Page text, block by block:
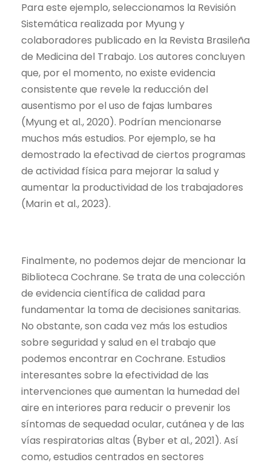
Para este ejemplo, seleccionamos la Revisión
Sistemática realizada por Myung y
colaboradores publicado en la Revista Brasileña
de Medicina del Trabajo. Los autores concluyen
que, por el momento, no existe evidencia
consistente que revele la reducción del
ausentismo por el uso de fajas lumbares
(Myung et al., 2020). Podrían mencionarse
muchos más estudios. Por ejemplo, se ha
demostrado la efectivad de ciertos programas
de actividad física para mejorar la salud y
aumentar la productividad de los trabajadores
(Marin et al., 2023).
Finalmente, no podemos dejar de mencionar la
Biblioteca Cochrane. Se trata de una colección
de evidencia científica de calidad para
fundamentar la toma de decisiones sanitarias.
No obstante, son cada vez más los estudios
sobre seguridad y salud en el trabajo que
podemos encontrar en Cochrane. Estudios
interesantes sobre la efectividad de las
intervenciones que aumentan la humedad del
aire en interiores para reducir o prevenir los
síntomas de sequedad ocular, cutánea y de las
vías respiratorias altas (Byber et al., 2021). Así
como, estudios centrados en sectores